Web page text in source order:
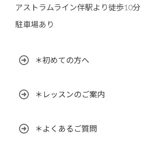
アストラムライン伴駅より徒歩10分
駐車場あり
＊初めての方へ
＊レッスンのご案内
＊よくあるご質問